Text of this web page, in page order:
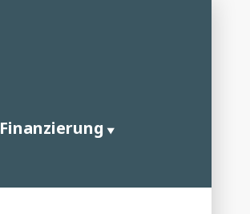
Finanzierung